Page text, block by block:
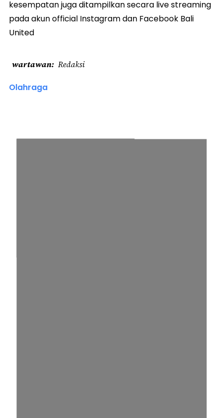
kesempatan juga ditampilkan secara live streaming
pada akun official Instagram dan Facebook Bali
United
wartawan Redaksi
Olahraga